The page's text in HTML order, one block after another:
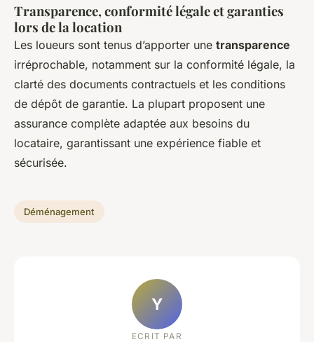
Transparence, conformité légale et garanties
lors de la location
Les loueurs sont tenus d’apporter une transparence
irréprochable, notamment sur la conformité légale, la
clarté des documents contractuels et les conditions
de dépôt de garantie. La plupart proposent une
assurance complète adaptée aux besoins du
locataire, garantissant une expérience fiable et
sécurisée.
Déménagement
Y
ECRIT PAR